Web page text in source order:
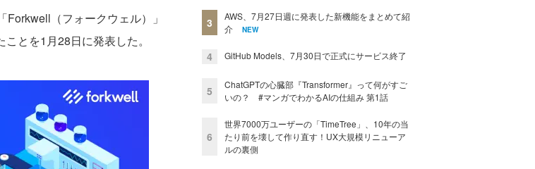
（フォークウェル）」
とを1月28日に発表した。
3
AWS、7月27日週に発表した新機能をまとめて紹
介
NEW
4 GitHub Models、7月30日で正式にサービス終了
5
ChatGPTの心臓部『Transformer』って何がすご
いの？ #マンガでわかるAIの仕組み 第1話
6
世界7000万ユーザーの「TimeTree」、10年の当
たり前を壊して作り直す！UX大規模リニューア
ルの裏側